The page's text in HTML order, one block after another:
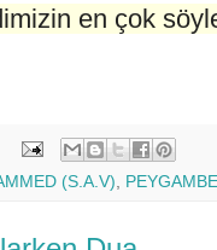
en çok
(S.A.V)